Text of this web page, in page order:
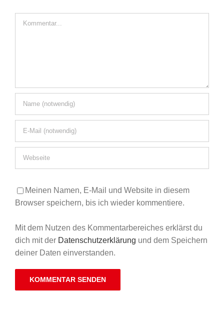
Kommentar
Meinen Namen, E-Mail und Website in diesem
Browser speichern, bis ich wieder kommentiere.
Mit dem Nutzen des Kommentarbereiches erklärst du
dich mit der Datenschutzerklärung und dem Speichern
deiner Daten einverstanden.